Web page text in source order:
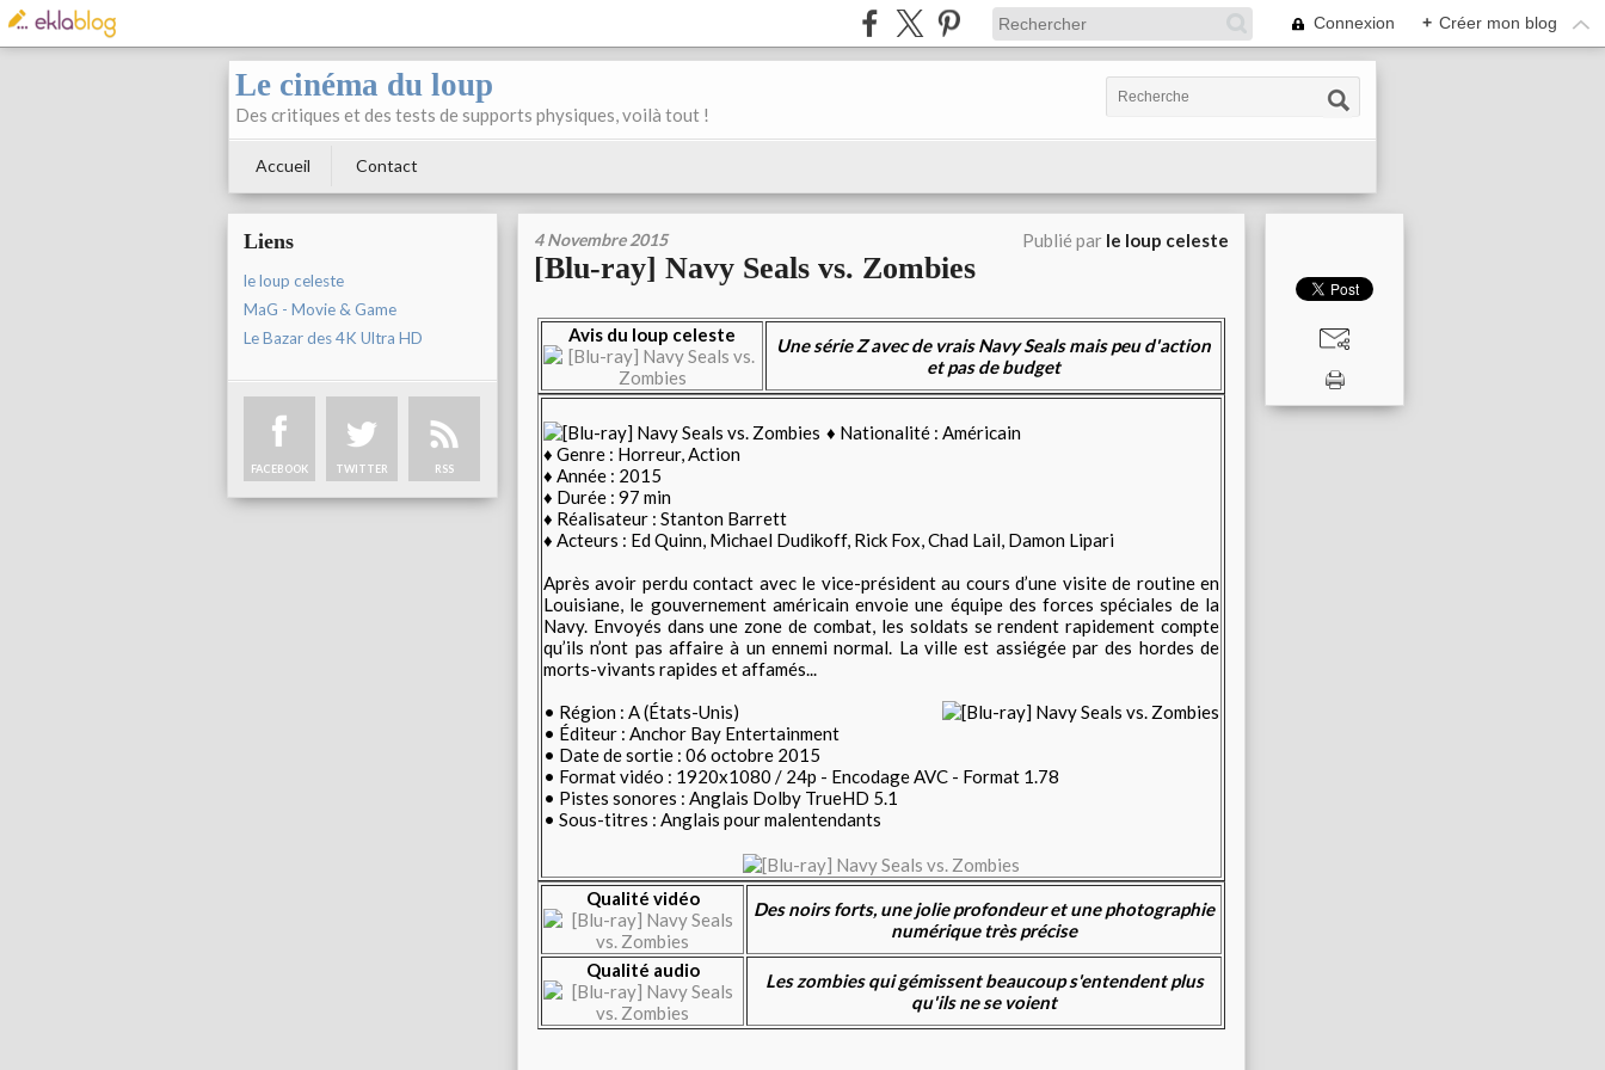
Connexion + Créer mon blog
Le cinéma du loup
Des critiques et des tests de supports physiques, voilà tout !
Accueil Contact
Liens
le loup celeste
MaG - Movie & Game
Le Bazar des 4K Ultra HD
FACEBOOK TWITTER RSS
4 Novembre 2015 Publié par le loup celeste
[Blu-ray] Navy Seals vs. Zombies
Avis du loup celeste
Une série Z avec de vrais Navy Seals mais peu d'action
et pas de budget
♦ Nationalité : Américain
♦ Genre : Horreur, Action
♦ Année : 2015
♦ Durée : 97 min
♦ Réalisateur : Stanton Barrett
♦ Acteurs : Ed Quinn, Michael Dudikoff, Rick Fox, Chad Lail, Damon Lipari
Après avoir perdu contact avec le vice-président au cours d’une visite de routine en
Louisiane, le gouvernement américain envoie une équipe des forces spéciales de la
Navy. Envoyés dans une zone de combat, les soldats se rendent rapidement compte
qu’ils n’ont pas affaire à un ennemi normal. La ville est assiégée par des hordes de
morts-vivants rapides et affamés...
• Région : A (États-Unis)
• Éditeur : Anchor Bay Entertainment
• Date de sortie : 06 octobre 2015
• Format vidéo : 1920x1080 / 24p - Encodage AVC - Format 1.78
• Pistes sonores : Anglais Dolby TrueHD 5.1
• Sous-titres : Anglais pour malentendants
Qualité vidéo
Des noirs forts, une jolie profondeur et une photographie
numérique très précise
Qualité audio
Les zombies qui gémissent beaucoup s'entendent plus
qu'ils ne se voient